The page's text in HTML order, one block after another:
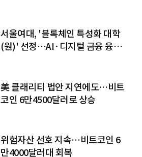
서울여대, '블록체인 특성화 대학
(원)' 선정…AI·디지털 금융 융합
美 클래리티 법안 지연에도…비트
코인 6만4500달러로 상승
위험자산 선호 지속…비트코인 6
만4000달러대 회복